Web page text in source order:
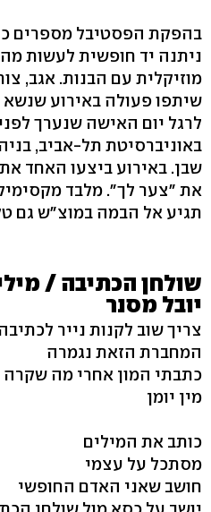
בהפקת הפסטיבל מספרים
ניתנה יד חופשית לעשות
מוזיקלית עם הבנות. אגב,
שיתפו פעולה באירוע שנשא
לרגל יום האישה שנערך
באוניברסיטת תל-אביב,
שבן. באירוע ביצעו האחד
את "צער לך". מלבד
תגיע אל הבמה במוצ"ש גם
שולחן הכתיבה /
יובל מסנר
צריך שוב לקנות נייר
המחברת הזאת נגמרה
כתבתי המון אחרי מה שקרה
מין יומן
כותב את המילים
מסתכל על עצמי
חושב שאני האדם החופשי